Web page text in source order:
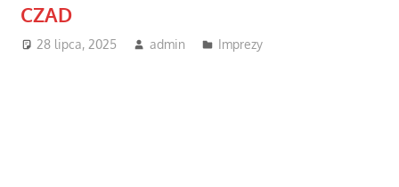
CZAD
28 lipca, 2025 admin Imprezy